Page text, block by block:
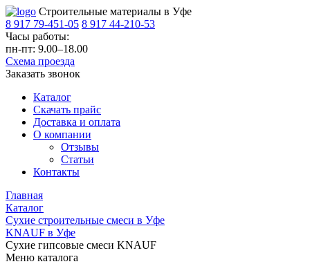
Строительные материалы в Уфе
8 917 79-451-05 8 917 44-210-53
Часы работы:
пн-пт: 9.00–18.00
Схема проезда
Заказать звонок
Каталог
Скачать прайс
Доставка и оплата
О компании
Отзывы
Статьи
Контакты
Главная
Каталог
Сухие строительные смеси в Уфе
KNAUF в Уфе
Сухие гипсовые смеси KNAUF
Меню каталога